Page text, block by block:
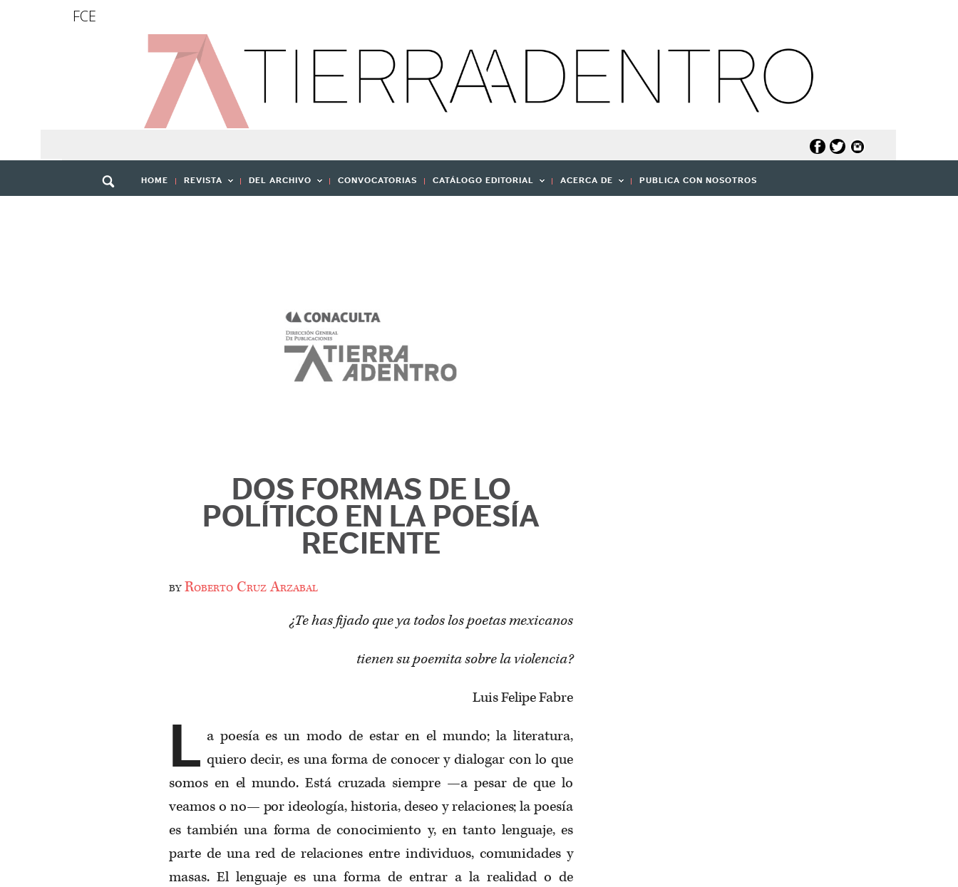
FCE
HOME REVISTA DEL ARCHIVO CONVOCATORIAS CATÁLOGO EDITORIAL ACERCA DE PUBLICA CON NOSOTROS
DOS FORMAS DE LO
POLÍTICO EN LA POESÍA
RECIENTE
byRoberto Cruz Arzabal
¿Te has fijado que ya todos los poetas mexicanos
tienen su poemita sobre la violencia?
Luis Felipe Fabre
L a poesía es un modo de estar en el mundo; la literatura,
quiero decir, es una forma de conocer y dialogar con lo que
somos en el mundo. Está cruzada siempre —a pesar de que lo
veamos o no— por ideología, historia, deseo y relaciones; la poesía
es también una forma de conocimiento y, en tanto lenguaje, es
parte de una red de relaciones entre individuos, comunidades y
masas. El lenguaje es una forma de entrar a la realidad o de